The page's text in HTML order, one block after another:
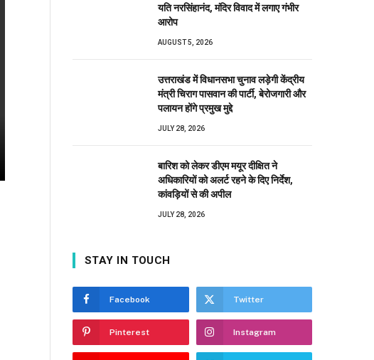
यति नरसिंहानंद, मंदिर विवाद में लगाए गंभीर
आरोप
AUGUST 5, 2026
उत्तराखंड में विधानसभा चुनाव लड़ेगी केंद्रीय
मंत्री चिराग पासवान की पार्टी, बेरोजगारी और
पलायन होंगे प्रमुख मुद्दे
JULY 28, 2026
बारिश को लेकर डीएम मयूर दीक्षित ने
अधिकारियों को अलर्ट रहने के दिए निर्देश,
कांवड़ियों से की अपील
JULY 28, 2026
STAY IN TOUCH
Facebook Twitter
Pinterest Instagram